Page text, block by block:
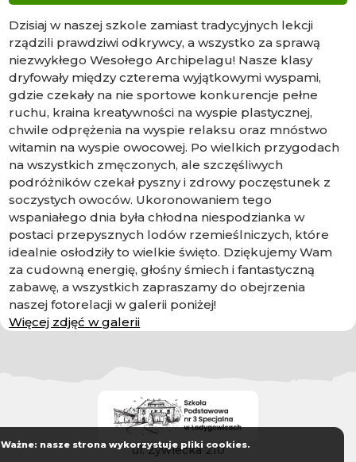
Dzisiaj w naszej szkole zamiast tradycyjnych lekcji
rządzili prawdziwi odkrywcy, a wszystko za sprawą
niezwykłego Wesołego Archipelagu! Nasze klasy
dryfowały między czterema wyjątkowymi wyspami,
gdzie czekały na nie sportowe konkurencje pełne
ruchu, kraina kreatywności na wyspie plastycznej,
chwile odprężenia na wyspie relaksu oraz mnóstwo
witamin na wyspie owocowej. Po wielkich przygodach
na wszystkich zmęczonych, ale szczęśliwych
podróżników czekał pyszny i zdrowy poczęstunek z
soczystych owoców. Ukoronowaniem tego
wspaniałego dnia była chłodna niespodzianka w
postaci przepysznych lodów rzemieślniczych, które
idealnie osłodziły to wielkie święto. Dziękujemy Wam
za cudowną energię, głośny śmiech i fantastyczną
zabawę, a wszystkich zapraszamy do obejrzenia
naszej fotorelacji w galerii poniżej!
Więcej zdjęć w galerii
ul. Żywiecka 210
Ważne: nasze strona wykorzystuje pliki cookies.